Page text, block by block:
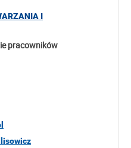
I
pracowników